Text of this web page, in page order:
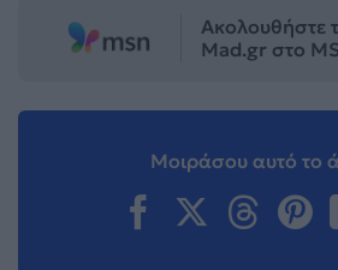
Ακολουθήστε
Mad.gr στο
Μοιράσου αυτό το